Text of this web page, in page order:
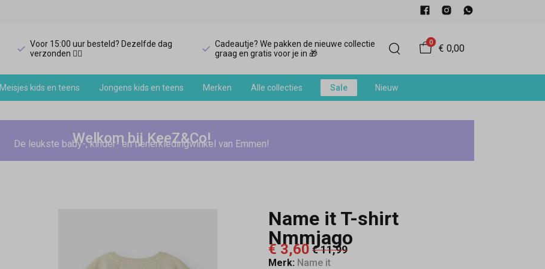
Voor 15:00 uur besteld? Dezelfde dag
verzonden 🏃‍♀️
Cadeautje? We pakken de nieuwe collectie
graag en gratis voor je in 🎁
0
€ 0,00
Meisjes kids en teens Jongens kids en teens Merken Alle collecties Sale Nieuw
Welkom bij KeeZ&Co!
De leukste baby-, kinder- en tienerkledingwinkel van Emmen!
Name it T-shirt
Nmmjago
€ 3,60 € 11,99
Merk: Name it